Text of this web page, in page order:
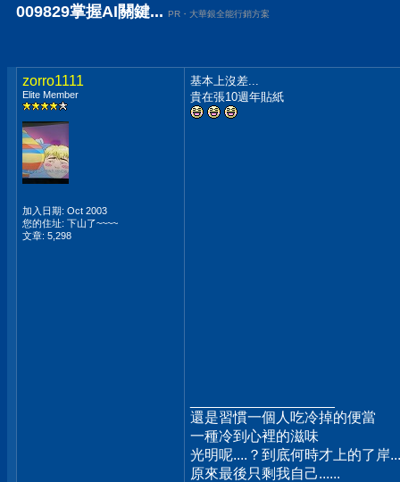
009829掌握AI關鍵... PR・大華銀全能行銷方案
zorro1111
Elite Member
加入日期: Oct 2003
您的住址: 下山了~~~~
文章: 5,298
基本上沒差...
貴在張10週年貼紙
還是習慣一個人吃冷掉的便當
一種冷到心裡的滋味
光明呢....？到底何時才上的了岸
原來最後只剩我自己......